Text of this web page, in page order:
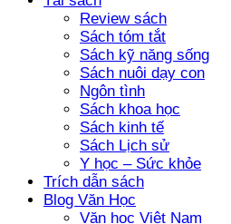
Review sách
Sách tóm tắt
Sách kỹ năng sống
Sách nuôi dạy con
Ngôn tình
Sách khoa học
Sách kinh tế
Sách Lịch sử
Y học – Sức khỏe
Trích dẫn sách
Blog Văn Học
Văn học Việt Nam